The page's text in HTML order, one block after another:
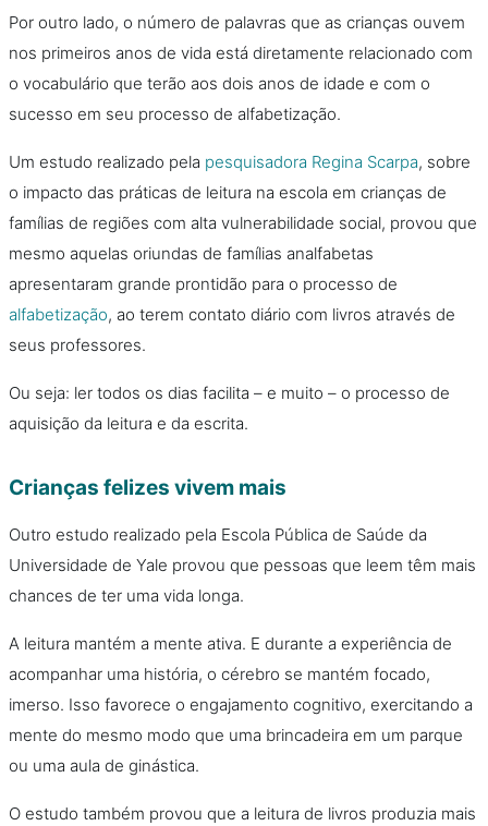
Por outro lado, o número de palavras que as crianças ouvem
nos primeiros anos de vida está diretamente relacionado com
o vocabulário que terão aos dois anos de idade e com o
sucesso em seu processo de alfabetização.
Um estudo realizado pela pesquisadora Regina Scarpa, sobre
o impacto das práticas de leitura na escola em crianças de
famílias de regiões com alta vulnerabilidade social, provou que
mesmo aquelas oriundas de famílias analfabetas
apresentaram grande prontidão para o processo de
alfabetização, ao terem contato diário com livros através de
seus professores.
Ou seja: ler todos os dias facilita – e muito – o processo de
aquisição da leitura e da escrita.
Crianças felizes vivem mais
Outro estudo realizado pela Escola Pública de Saúde da
Universidade de Yale provou que pessoas que leem têm mais
chances de ter uma vida longa.
A leitura mantém a mente ativa. E durante a experiência de
acompanhar uma história, o cérebro se mantém focado,
imerso. Isso favorece o engajamento cognitivo, exercitando a
mente do mesmo modo que uma brincadeira em um parque
ou uma aula de ginástica.
O estudo também provou que a leitura de livros produzia mais